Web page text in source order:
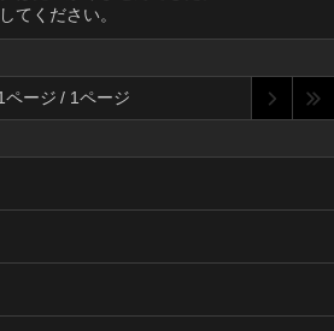
てください。
ページ / 1ページ